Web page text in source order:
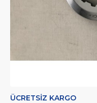
ÜCRETSIZ KARGO